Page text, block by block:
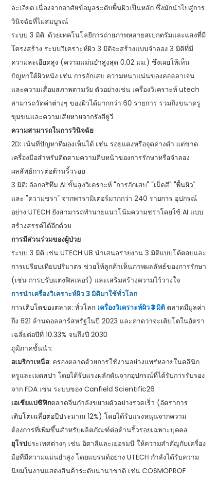
ละเอียด เนื่องจากอาศัยข้อมูลระดับพื้นผิวเป็นหลัก ซึ่งมักนำไปสู่การ
วินิจฉัยที่ไม่สมบูรณ์
ระบบ 3 มิติ: ด้วยเทคโนโลยีการถ่ายภาพหลายสเปกตรัมและแสงที่มี
โครงสร้าง ระบบวิเคราะห์ผิว 3 มิติจะสร้างแบบจำลอง 3 มิติที่มี
ความละเอียดสูง (ความแม่นยำสูงสุด 0.02 มม.) ซึ่งเผยให้เห็น
ปัญหาใต้ผิวหนัง เช่น การอักเสบ ความหนาแน่นของคอลลาเจน
และความเสื่อมสภาพตามวัย ตัวอย่างเช่น เครื่องวิเคราะห์ utech
สามารถวัดค่าต่างๆ ของผิวได้มากกว่า 60 รายการ รวมถึงขนาดรู
ขุมขนและความเสียหายจากรังสียูวี
ความสามารถในการวินิจฉัย
2D: เน้นที่ปัญหาที่มองเห็นได้ เช่น รอยแดงหรือจุดด่างดำ แต่ขาด
เครื่องมือสำหรับติดตามความคืบหน้าของการรักษาหรือจำลอง
ผลลัพธ์การต่อต้านริ้วรอย
3 มิติ: อัลกอริทึม AI ขั้นสูงวิเคราะห์ "การอักเสบ" "เม็ดสี" "พื้นผิว"
และ "ความชรา" จากพารามิเตอร์มากกว่า 240 รายการ อุปกรณ์
อย่าง UTECH ยังสามารถทำนายแนวโน้มความชราโดยใช้ AI แบบ
สร้างสรรค์ได้อีกด้วย
การมีส่วนร่วมของผู้ป่วย
ระบบ 3 มิติ เช่น UTECH U8 นำเสนอรายงาน 3 มิติแบบโต้ตอบและ
การเปรียบเทียบปริมาตร ช่วยให้ลูกค้าเห็นภาพผลลัพธ์ของการรักษา
(เช่น การปรับแต่งฟิลเลอร์) และเสริมสร้างความไว้วางใจ
การนำเครื่องวิเคราะห์ผิว 3 มิติมาใช้ทั่วโลก
การเติบโตของตลาด: ทั่วโลก เครื่องวิเคราะห์ผิว 3 มิติตลาดมีมูลค่า
ถึง 621 ล้านดอลลาร์สหรัฐในปี 2023 และคาดว่าจะเติบโตในอัตรา
เฉลี่ยต่อปีที่ 10.33% จนถึงปี 2030
ภูมิภาคชั้นนำ:
อเมริกาเหนือ: ครองตลาดด้วยการใช้งานอย่างแพร่หลายในคลินิก
หรูและเมดสปา โดยได้รับแรงผลักดันจากอุปกรณ์ที่ได้รับการรับรอง
จาก FDA เช่น ระบบของ Canfield Scientific26
เอเชียแปซิฟิกตลาดจีนกำลังขยายตัวอย่างรวดเร็ว (อัตราการ
เติบโตเฉลี่ยต่อปีประมาณ 12%) โดยได้รับแรงหนุนจากความ
ต้องการที่เพิ่มขึ้นสำหรับผลิตภัณฑ์ต่อต้านริ้วรอยเฉพาะบุคคล
ยุโรปประเทศต่างๆ เช่น อิตาลีและเยอรมนี ให้ความสำคัญกับเครื่อง
มือที่มีความแม่นยำสูง โดยแบรนด์อย่าง UTECH กำลังได้รับความ
นิยมในงานแสดงสินค้าระดับนานาชาติ เช่น COSMOPROF